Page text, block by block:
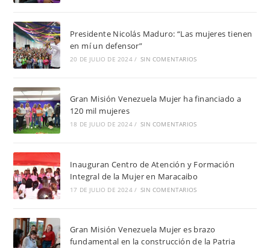
Presidente Nicolás Maduro: “Las mujeres tienen
en mí un defensor”
20 DE JULIO DE 2024 / SIN COMENTARIOS
Gran Misión Venezuela Mujer ha financiado a
120 mil mujeres
18 DE JULIO DE 2024 / SIN COMENTARIOS
Inauguran Centro de Atención y Formación
Integral de la Mujer en Maracaibo
17 DE JULIO DE 2024 / SIN COMENTARIOS
Gran Misión Venezuela Mujer es brazo
fundamental en la construcción de la Patria